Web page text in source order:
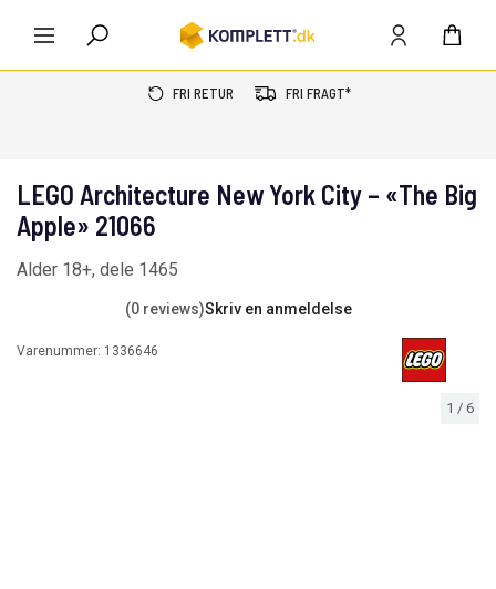
FRI RETUR FRI FRAGT*
1 / 6
LEGO Architecture New York City – «The Big
Apple» 21066
Alder 18+, dele 1465
(0 reviews)Skriv en anmeldelse
Varenummer: 1336646